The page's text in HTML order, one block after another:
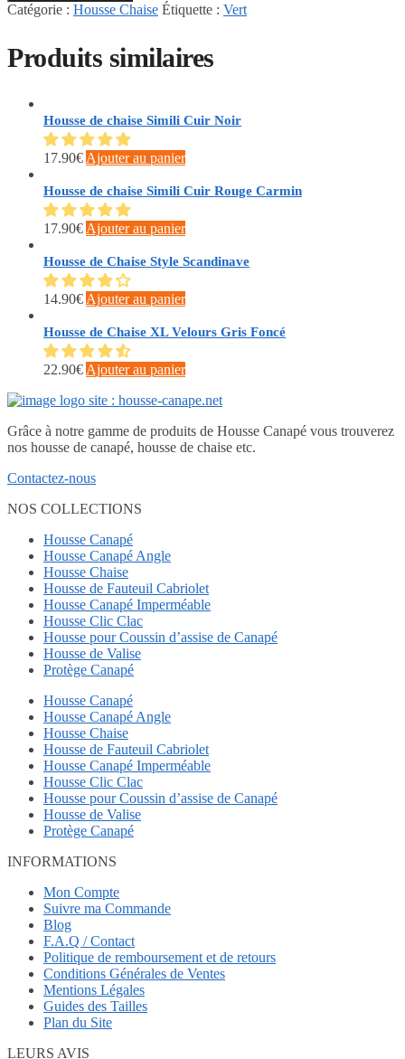
Catégorie : Housse Chaise Étiquette : Vert
Produits similaires
Housse de chaise Simili Cuir Noir
17.90€Ajouter au panier
Housse de chaise Simili Cuir Rouge Carmin
17.90€Ajouter au panier
Housse de Chaise Style Scandinave
14.90€Ajouter au panier
Housse de Chaise XL Velours Gris Foncé
22.90€Ajouter au panier
Grâce à notre gamme de produits de Housse Canapé vous trouverez
nos housse de canapé, housse de chaise etc.
Contactez-nous
NOS COLLECTIONS
Housse Canapé
Housse Canapé Angle
Housse Chaise
Housse de Fauteuil Cabriolet
Housse Canapé Imperméable
Housse Clic Clac
Housse pour Coussin d’assise de Canapé
Housse de Valise
Protège Canapé
Housse Canapé
Housse Canapé Angle
Housse Chaise
Housse de Fauteuil Cabriolet
Housse Canapé Imperméable
Housse Clic Clac
Housse pour Coussin d’assise de Canapé
Housse de Valise
Protège Canapé
INFORMATIONS
Mon Compte
Suivre ma Commande
Blog
F.A.Q / Contact
Politique de remboursement et de retours
Conditions Générales de Ventes
Mentions Légales
Guides des Tailles
Plan du Site
LEURS AVIS